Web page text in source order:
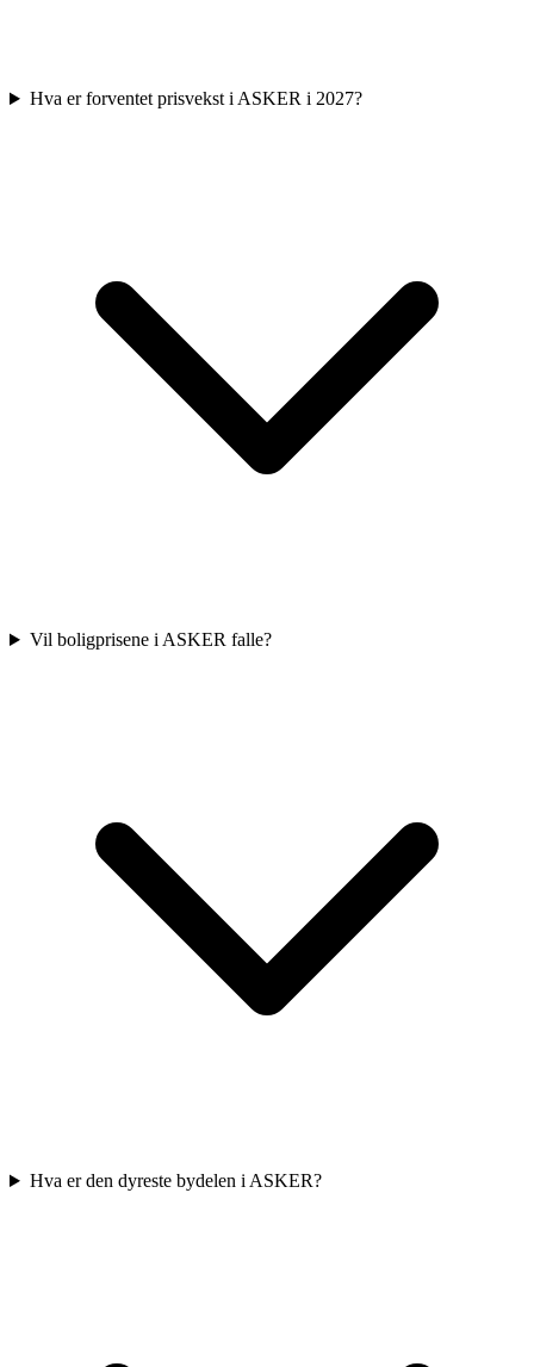
Hva er forventet prisvekst i ASKER i 2027?
Vil boligprisene i ASKER falle?
Hva er den dyreste bydelen i ASKER?